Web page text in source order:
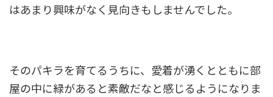
はあまり興味がなく見向きもしませんでした。
そのパキラを育てるうちに、愛着が湧くとともに部
屋の中に緑があると素敵だなと感じるようになりま